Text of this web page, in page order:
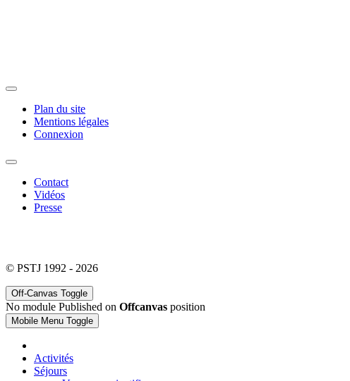
Plan du site
Mentions légales
Connexion
Contact
Vidéos
Presse
© PSTJ 1992 - 2026
Off-Canvas Toggle
No module Published on Offcanvas position
Mobile Menu Toggle
Activités
Séjours